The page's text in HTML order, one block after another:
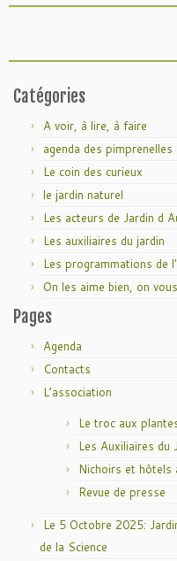
Catégories
A voir, à lire, à faire
agenda des pimprenelles
Le coin des curieux
le jardin naturel
Les acteurs de Jardin d
Les auxiliaires du jardin
Les programmations de
On les aime bien, on
Pages
Agenda
Contacts
L’association
Le troc aux
Les Auxiliaires du
Nichoirs et hôtels
Revue de presse
Le 5 Octobre 2025:
de la Science